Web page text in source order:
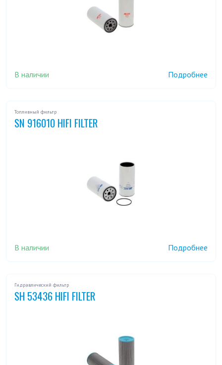
В наличии Подробнее
Топливный фильтр
SN 916010 HIFI FILTER
В наличии Подробнее
Гидравлический фильтр
SH 53436 HIFI FILTER